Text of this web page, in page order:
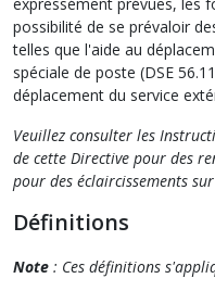
possibilité de se prévaloir
telles que l'aide au
spéciale de poste (DSE
déplacement du service
Veuillez consulter les
de cette Directive pour des
pour des éclaircissements
Définitions
Note : Ces définitions